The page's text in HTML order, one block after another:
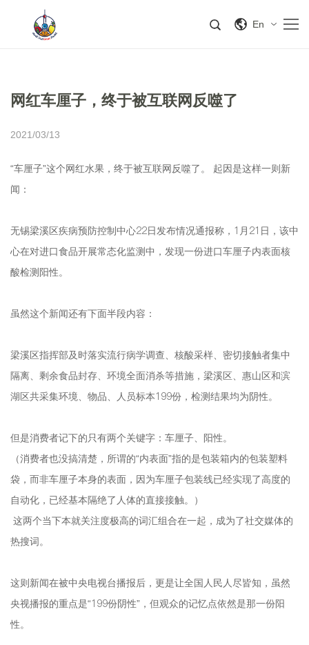
En
网红车厘子，终于被互联网反噬了
2021/03/13
“车厘子”这个网红水果，终于被互联网反噬了。 起因是这样一则新
闻：
无锡梁溪区疾病预防控制中心22日发布情况通报称，1月21日，该中
心在对进口食品开展常态化监测中，发现一份进口车厘子内表面核
酸检测阳性。
虽然这个新闻还有下面半段内容：
梁溪区指挥部及时落实流行病学调查、核酸采样、密切接触者集中
隔离、剩余食品封存、环境全面消杀等措施，梁溪区、惠山区和滨
湖区共采集环境、物品、人员标本199份，检测结果均为阴性。
但是消费者记下的只有两个关键字：车厘子、阳性。
（消费者也没搞清楚，所谓的“内表面”指的是包装箱内的包装塑料
袋，而非车厘子本身的表面，因为车厘子包装线已经实现了高度的
自动化，已经基本隔绝了人体的直接接触。）
这两个当下本就关注度极高的词汇组合在一起，成为了社交媒体的
热搜词。
这则新闻在被中央电视台播报后，更是让全国人民人尽皆知，虽然
央视播报的重点是“199份阴性”，但观众的记忆点依然是那一份阳
性。